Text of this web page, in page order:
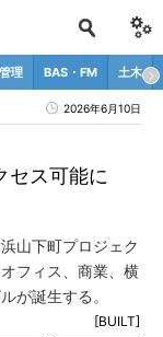
理 BAS・FM 土木
2026年6月10日
セス可能に
山下町プロジェク
フィス、商業、横
が誕生する。
[BUILT]